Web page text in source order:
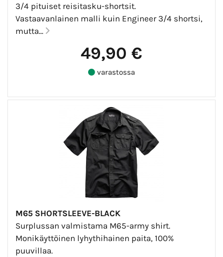
3/4 pituiset reisitasku-shortsit.
Vastaavanlainen malli kuin Engineer 3/4 shortsi,
mutta...
49,90 €
varastossa
M65 SHORTSLEEVE-BLACK
Surplussan valmistama M65-army shirt.
Monikäyttöinen lyhythihainen paita, 100%
puuvillaa.